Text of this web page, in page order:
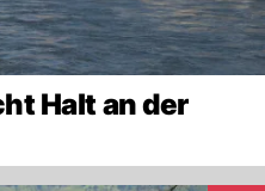
Halt an der